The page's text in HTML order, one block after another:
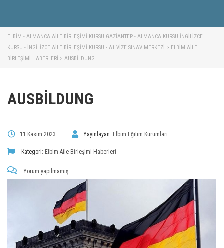
ELBİM - ALMANCA AILE BIRLEŞIMI KURSU GAZIANTEP - ALMANCA KURSU İNGILIZCE
KURSU - İNGILIZCE AILE BIRLEŞIMI KURSU - A1 VIZE SINAV MERKEZI > ELBIM AILE
BIRLEŞIMI HABERLERI > AUSBİLDUNG
AUSBİLDUNG
11 Kasım 2023 Yayınlayan: Elbim Eğitim Kurumları
Kategori: Elbim Aile Birleşimi Haberleri
Yorum yapılmamış